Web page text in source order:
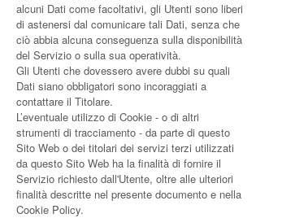
alcuni Dati come facoltativi, gli Utenti sono liberi
di astenersi dal comunicare tali Dati, senza che
ciò abbia alcuna conseguenza sulla disponibilità
del Servizio o sulla sua operatività.
Gli Utenti che dovessero avere dubbi su quali
Dati siano obbligatori sono incoraggiati a
contattare il Titolare.
L’eventuale utilizzo di Cookie - o di altri
strumenti di tracciamento - da parte di questo
Sito Web o dei titolari dei servizi terzi utilizzati
da questo Sito Web ha la finalità di fornire il
Servizio richiesto dall'Utente, oltre alle ulteriori
finalità descritte nel presente documento e nella
Cookie Policy.